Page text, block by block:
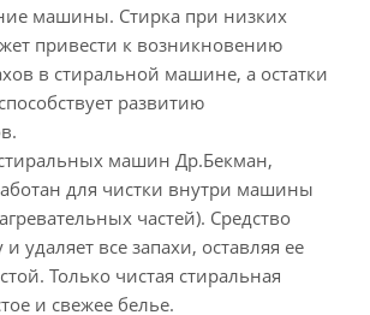
машины. Стирка при низких
привести к возникновению
в стиральной машине, а остатки
развитию
машин Др.Бекман,
для чистки внутри машины
частей). Средство
удаляет все запахи, оставляя ее
Только чистая стиральная
и свежее белье.